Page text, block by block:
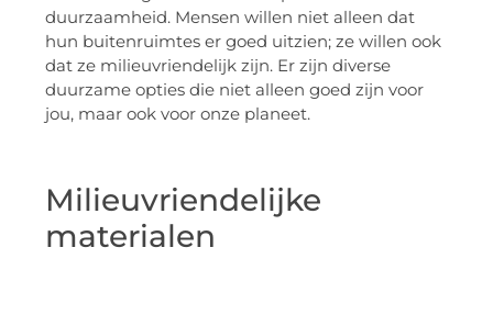
duurzaamheid. Mensen willen niet alleen dat
hun buitenruimtes er goed uitzien; ze willen ook
dat ze milieuvriendelijk zijn. Er zijn diverse
duurzame opties die niet alleen goed zijn voor
jou, maar ook voor onze planeet.
Milieuvriendelijke
materialen